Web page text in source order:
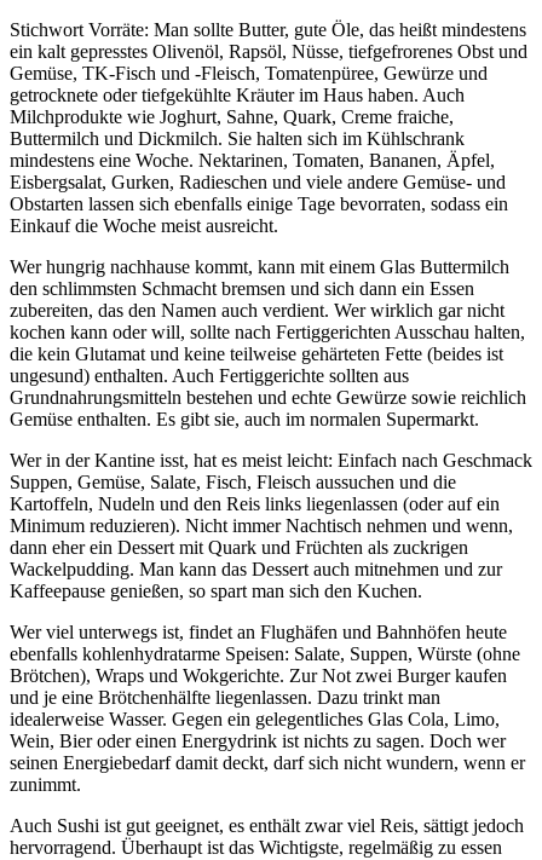
Stichwort Vorräte: Man sollte Butter, gute Öle, das heißt mindestens
ein kalt gepresstes Olivenöl, Rapsöl, Nüsse, tiefgefrorenes Obst und
Gemüse, TK-Fisch und -Fleisch, Tomatenpüree, Gewürze und
getrocknete oder tiefgekühlte Kräuter im Haus haben. Auch
Milchprodukte wie Joghurt, Sahne, Quark, Creme fraiche,
Buttermilch und Dickmilch. Sie halten sich im Kühlschrank
mindestens eine Woche. Nektarinen, Tomaten, Bananen, Äpfel,
Eisbergsalat, Gurken, Radieschen und viele andere Gemüse- und
Obstarten lassen sich ebenfalls einige Tage bevorraten, sodass ein
Einkauf die Woche meist ausreicht.
Wer hungrig nachhause kommt, kann mit einem Glas Buttermilch
den schlimmsten Schmacht bremsen und sich dann ein Essen
zubereiten, das den Namen auch verdient. Wer wirklich gar nicht
kochen kann oder will, sollte nach Fertiggerichten Ausschau halten,
die kein Glutamat und keine teilweise gehärteten Fette (beides ist
ungesund) enthalten. Auch Fertiggerichte sollten aus
Grundnahrungsmitteln bestehen und echte Gewürze sowie reichlich
Gemüse enthalten. Es gibt sie, auch im normalen Supermarkt.
Wer in der Kantine isst, hat es meist leicht: Einfach nach Geschmack
Suppen, Gemüse, Salate, Fisch, Fleisch aussuchen und die
Kartoffeln, Nudeln und den Reis links liegenlassen (oder auf ein
Minimum reduzieren). Nicht immer Nachtisch nehmen und wenn,
dann eher ein Dessert mit Quark und Früchten als zuckrigen
Wackelpudding. Man kann das Dessert auch mitnehmen und zur
Kaffeepause genießen, so spart man sich den Kuchen.
Wer viel unterwegs ist, findet an Flughäfen und Bahnhöfen heute
ebenfalls kohlenhydratarme Speisen: Salate, Suppen, Würste (ohne
Brötchen), Wraps und Wokgerichte. Zur Not zwei Burger kaufen
und je eine Brötchenhälfte liegenlassen. Dazu trinkt man
idealerweise Wasser. Gegen ein gelegentliches Glas Cola, Limo,
Wein, Bier oder einen Energydrink ist nichts zu sagen. Doch wer
seinen Energiebedarf damit deckt, darf sich nicht wundern, wenn er
zunimmt.
Auch Sushi ist gut geeignet, es enthält zwar viel Reis, sättigt jedoch
hervorragend. Überhaupt ist das Wichtigste, regelmäßig zu essen